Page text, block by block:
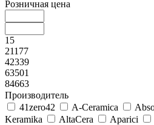
Розничная цена
15
21177
42339
63501
84663
Производитель
41zero42
A-Ceramica
Keramika
AltaCera Aparici